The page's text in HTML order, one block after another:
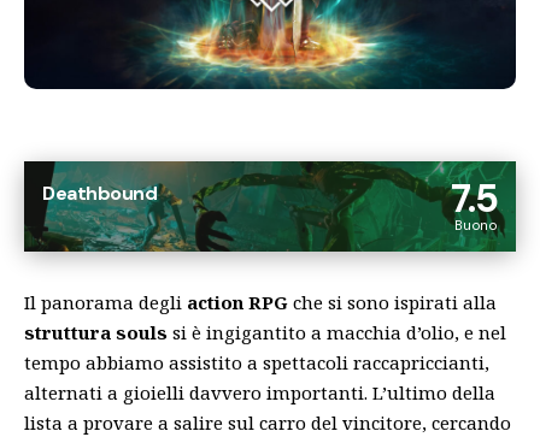
7.5
Buono
Deathbound
Il panorama degli action RPG che si sono ispirati alla
struttura souls si è ingigantito a macchia d’olio, e nel
tempo abbiamo assistito a spettacoli raccapriccianti,
alternati a gioielli davvero importanti. L’ultimo della
lista a provare a salire sul carro del vincitore, cercando